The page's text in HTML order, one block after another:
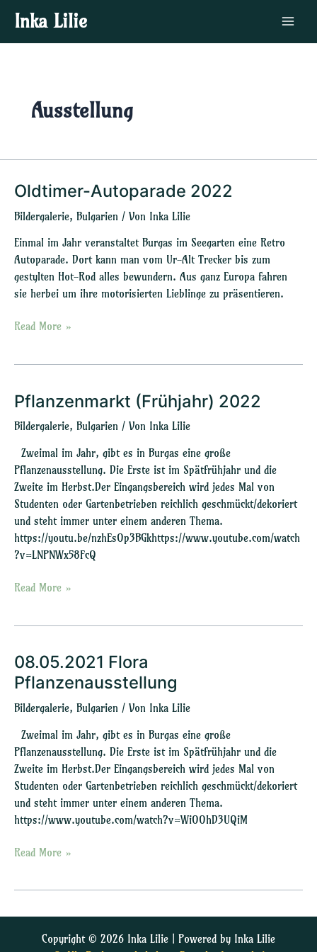
Inhalt
springen
Inka Lilie
Main
Menu
Ausstellung
Oldtimer-Autoparade 2022
Bildergalerie, Bulgarien / Von Inka Lilie
Einmal im Jahr veranstaltet Burgas im Seegarten eine Retro
Autoparade. Dort kann man vom Ur-Alt Trecker bis zum
gestylten Hot-Rod alles bewundern. Aus ganz Europa fahren
sie herbei um ihre motorisierten Lieblinge zu präsentieren.
Oldtimer-
2022
Read More »
Pflanzenmarkt (Frühjahr) 2022
Bildergalerie, Bulgarien / Von Inka Lilie
Zweimal im Jahr, gibt es in Burgas eine große
Pflanzenausstellung. Die Erste ist im Spätfrühjahr und die
Zweite im Herbst.Der Eingangsbereich wird jedes Mal von
Studenten oder Gartenbetrieben reichlich geschmückt/dekoriert
und steht immer unter einem anderen Thema.
https://youtu.be/nzhEsOp3BGkhttps://www.youtube.com/watch
?v=LNPNWx58FcQ
Pflanzenmarkt
2022
Read More »
08.05.2021 Flora
Pflanzenausstellung
Bildergalerie, Bulgarien / Von Inka Lilie
Zweimal im Jahr, gibt es in Burgas eine große
Pflanzenausstellung. Die Erste ist im Spätfrühjahr und die
Zweite im Herbst.Der Eingangsbereich wird jedes Mal von
Studenten oder Gartenbetrieben reichlich geschmückt/dekoriert
und steht immer unter einem anderen Thema.
https://www.youtube.com/watch?v=WiOOhD3UQiM
08.05.2021
Flora
Pflanzenausstellung
Read More »
Copyright © 2026 Inka Lilie | Powered by Inka Lilie